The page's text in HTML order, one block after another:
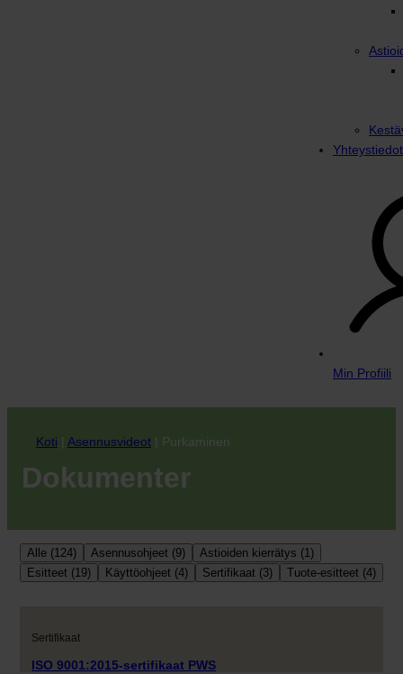
Yhteystiedot
Min Profiili
Koti | Asennusvideot | Purkaminen
Dokumenter
Alle (124) Asennusohjeet (9)
Astioiden kierrätys (1)
Esitteet (19)
Käyttöohjeet (4) Sertifikaat (3) Tuote-esitteet (4)
Sertifikaat
ISO 9001:2015-sertifikaat PWS